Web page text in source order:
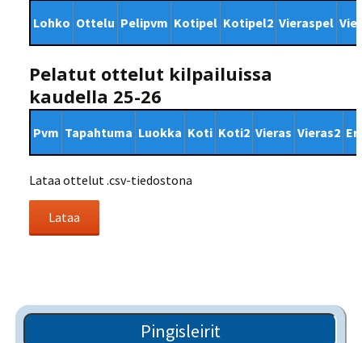
Lohko Ottelu Pelipvm Kotipel Kotipel2 Vieraspel
Pelatut ottelut kilpailuissa
kaudella 25-26
Pvm Tapahtuma Luokka Koti Koti2 Vieras Vieras2
Lataa ottelut .csv-tiedostona
Pingisleirit